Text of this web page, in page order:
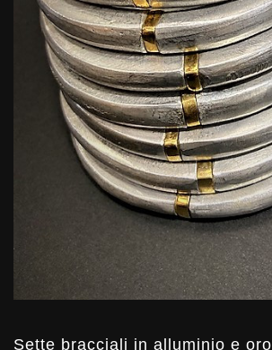
Sette bracciali in alluminio e oro